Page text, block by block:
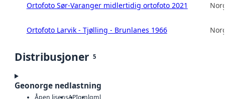
Ortofoto Sør-Varanger midlertidig ortofoto 2021
Ortofoto Larvik - Tjølling - Brunlanes 1966
Distribusjoner 5
Geonorge nedlastning
Åpen lisensAPIgmlgml